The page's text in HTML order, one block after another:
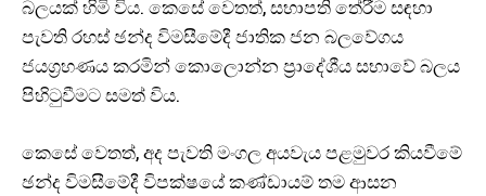
බලයක් හිමි විය. කෙසේ වෙතත්, සභාපති තේරීම සඳහා
පැවති රහස් ඡන්ද විමසීමේදී ජාතික ජන බලවේගය
ජයග්‍රහණය කරමින් කොලොන්න ප්‍රාදේශීය සභාවේ බලය
පිහිටුවීමට සමත් විය.
කෙසේ වෙතත්, අද පැවති මංගල අයවැය පළමුවර කියවීමේ
ඡන්ද විමසීමේදී විපක්ෂයේ කණ්ඩායම් තම ආසන